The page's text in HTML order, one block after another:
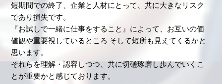
短期間での終了、企業と人材にとって、共に大きなリスク
であり損失です。
『お試しで一緒に仕事をすること』によって、お互いの価
値観や重要視しているところ そして短所も見えてくるかと
思います。
それらを理解・認容しつつ、共に切磋琢磨し歩んでいくこ
とが重要かと感じております。